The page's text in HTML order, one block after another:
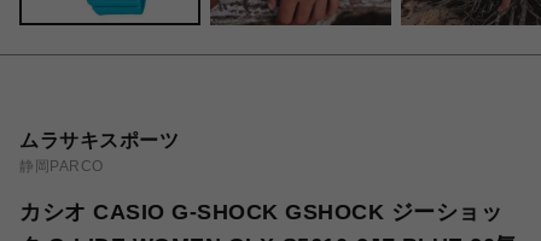
ムラサキスポーツ
静岡PARCO
カシオ CASIO G-SHOCK GSHOCK ジーショッ